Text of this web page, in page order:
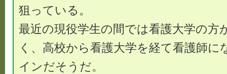
狙っている。
最近の現役学生の間では看護大学の方
く、高校から看護大学を経て看護師に
インだそうだ。